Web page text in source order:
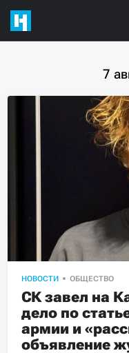
7
НОВОСТИ ОБЩЕСТВО
СК завел на
дело по
армии и
объявление